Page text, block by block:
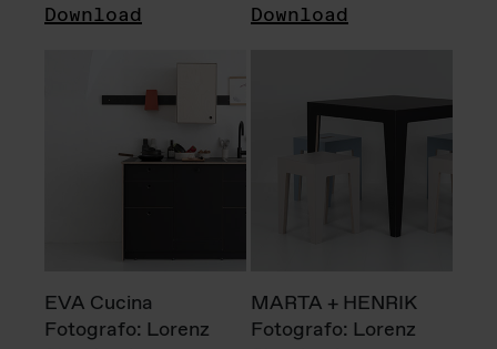
Download Download
EVA Cucina
Fotografo: Lorenz
MARTA + HENRIK
Fotografo: Lorenz